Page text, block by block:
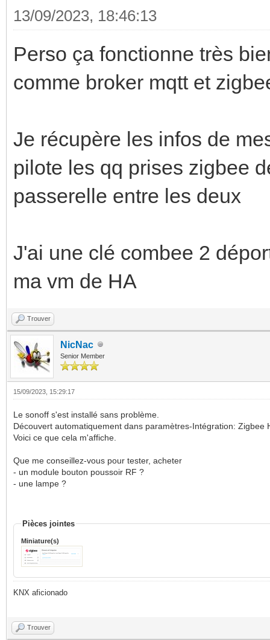
13/09/2023, 18:46:13
Perso ça fonctionne très
comme broker mqtt et
Je récupère les infos de
pilote les qq prises zigbee
passerelle entre les deux
J'ai une clé combee 2
ma vm de HA
Trouver
NicNac
Senior Member
15/09/2023, 15:29:17
Le sonoff s'est installé sans problème.
Découvert automatiquement dans paramètres-Intégration: Zigbee
Voici ce que cela m'affiche.
Que me conseillez-vous pour tester, acheter
- un module bouton poussoir RF ?
- une lampe ?
Pièces jointes
Miniature(s)
KNX aficionado
Trouver